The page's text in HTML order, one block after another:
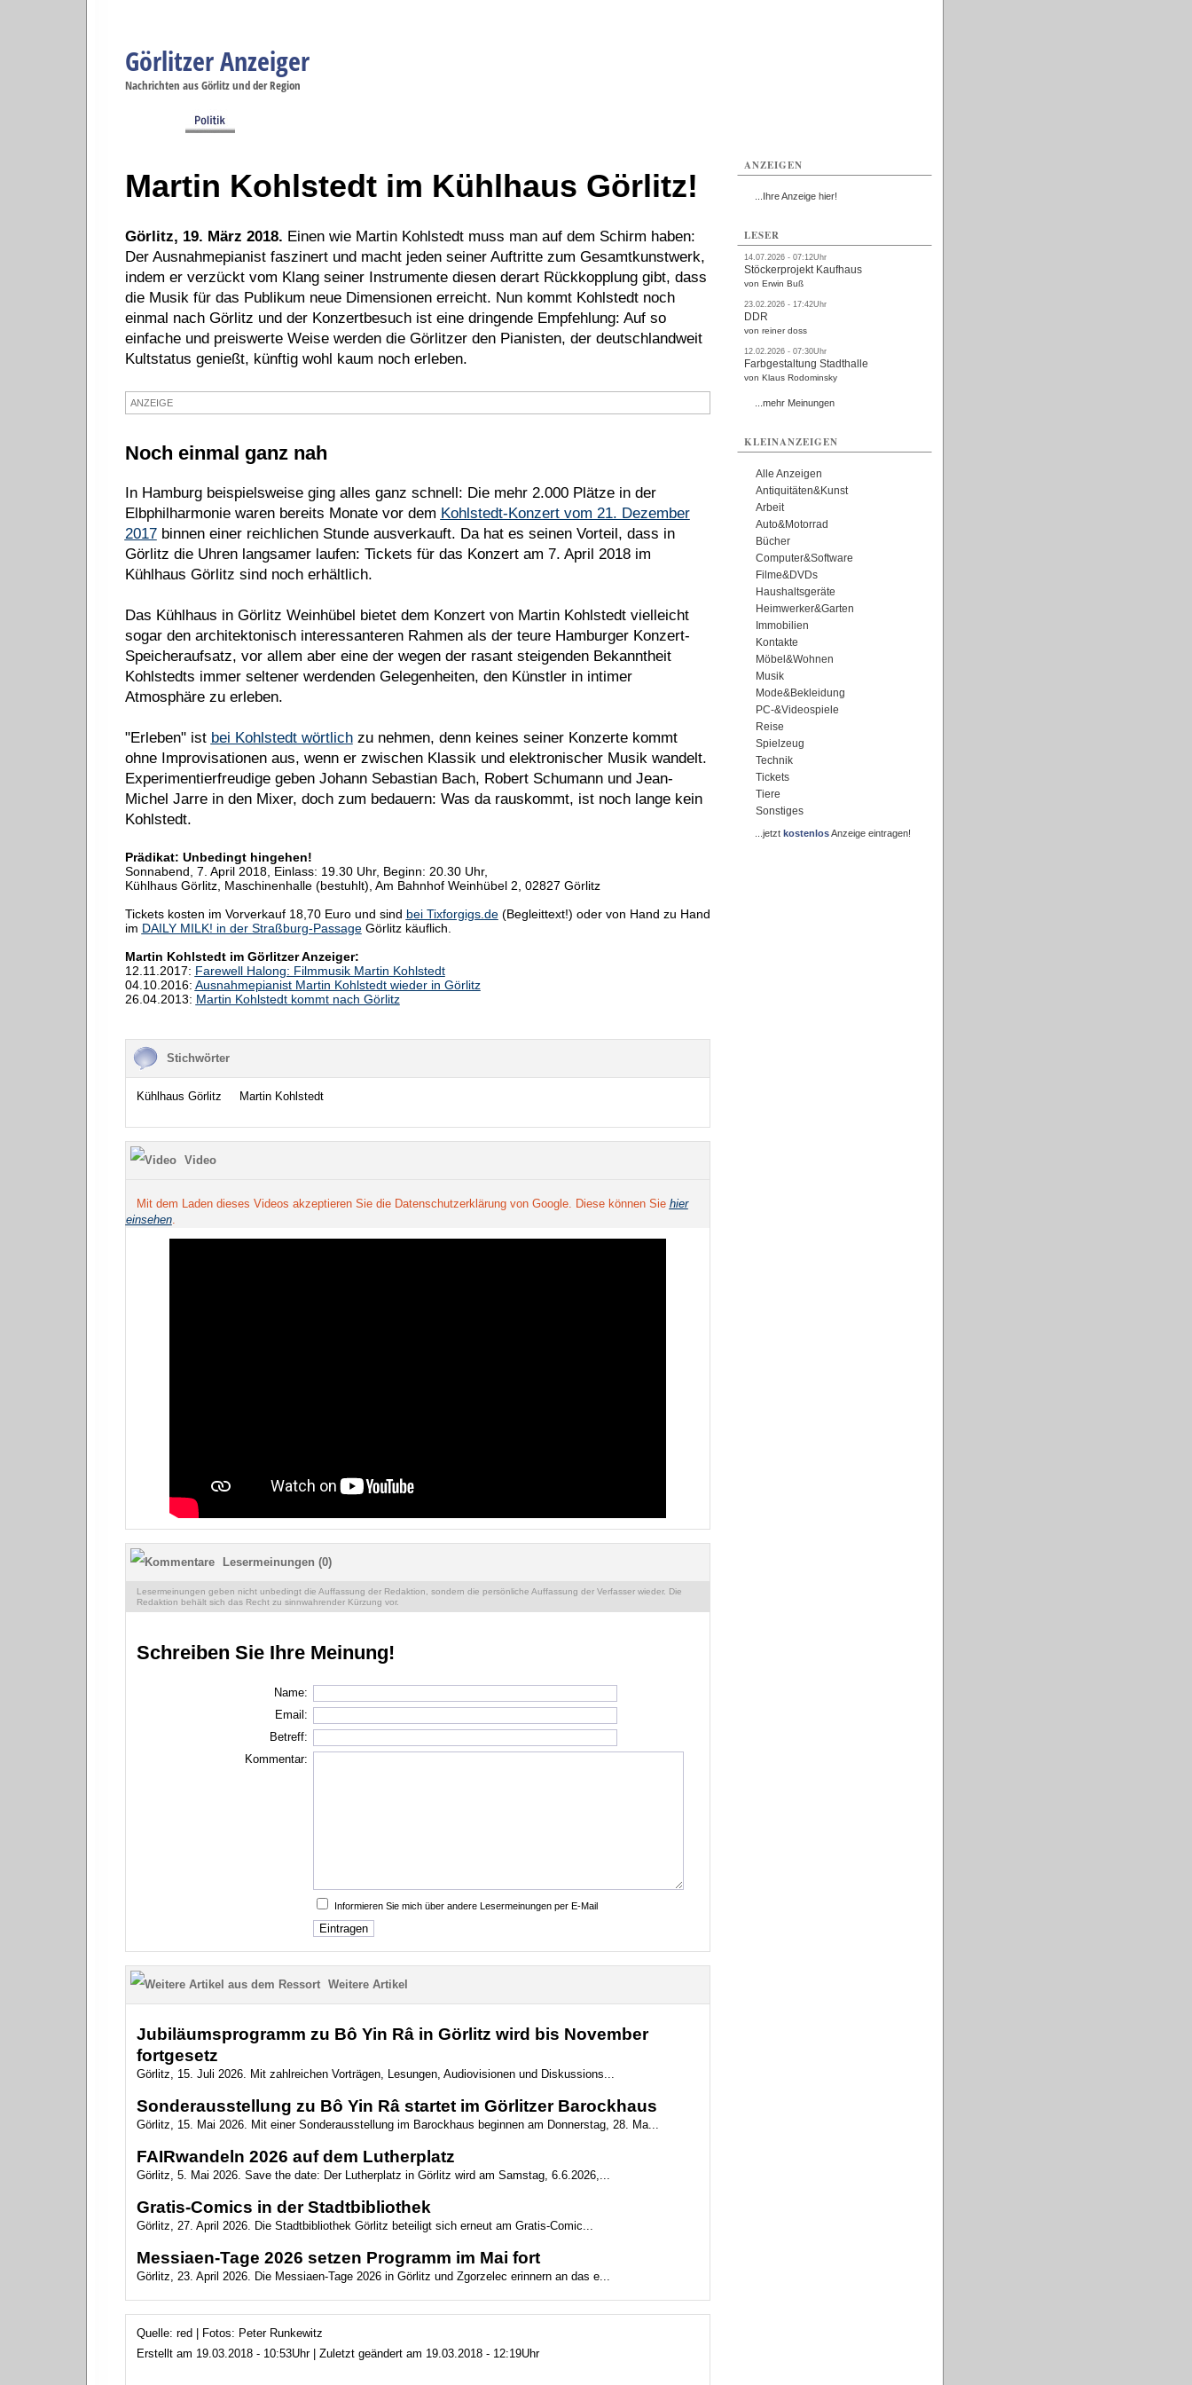
Görlitzer Anzeiger
Nachrichten aus Görlitz und der Region
Martin Kohlstedt im Kühlhaus Görlitz!
Görlitz, 19. März 2018. Einen wie Martin Kohlstedt muss man auf dem Schirm haben:
Der Ausnahmepianist faszinert und macht jeden seiner Auftritte zum Gesamtkunstwerk,
indem er verzückt vom Klang seiner Instrumente diesen derart Rückkopplung gibt, dass
die Musik für das Publikum neue Dimensionen erreicht. Nun kommt Kohlstedt noch
einmal nach Görlitz und der Konzertbesuch ist eine dringende Empfehlung: Auf so
einfache und preiswerte Weise werden die Görlitzer den Pianisten, der deutschlandweit
Kultstatus genießt, künftig wohl kaum noch erleben.
ANZEIGE
Noch einmal ganz nah
In Hamburg beispielsweise ging alles ganz schnell: Die mehr 2.000 Plätze in der
Elbphilharmonie waren bereits Monate vor dem Kohlstedt-Konzert vom 21. Dezember
2017binnen einer reichlichen Stunde ausverkauft. Da hat es seinen Vorteil, dass in
Görlitz die Uhren langsamer laufen: Tickets für das Konzert am 7. April 2018 im
Kühlhaus Görlitz sind noch erhältlich.
Das Kühlhaus in Görlitz Weinhübel bietet dem Konzert von Martin Kohlstedt vielleicht
sogar den architektonisch interessanteren Rahmen als der teure Hamburger Konzert-
Speicheraufsatz, vor allem aber eine der wegen der rasant steigenden Bekanntheit
Kohlstedts immer seltener werdenden Gelegenheiten, den Künstler in intimer
Atmosphäre zu erleben.
"Erleben" ist bei Kohlstedt wörtlichzu nehmen, denn keines seiner Konzerte kommt
ohne Improvisationen aus, wenn er zwischen Klassik und elektronischer Musik wandelt.
Experimentierfreudige geben Johann Sebastian Bach, Robert Schumann und Jean-
Michel Jarre in den Mixer, doch zum bedauern: Was da rauskommt, ist noch lange kein
Kohlstedt.
Prädikat: Unbedingt hingehen!
Sonnabend, 7. April 2018, Einlass: 19.30 Uhr, Beginn: 20.30 Uhr,
Kühlhaus Görlitz, Maschinenhalle (bestuhlt), Am Bahnhof Weinhübel 2, 02827 Görlitz
Tickets kosten im Vorverkauf 18,70 Euro und sind bei Tixforgigs.de(Begleittext!) oder von Hand zu Hand
im DAILY MILK! in der Straßburg-PassageGörlitz käuflich.
Martin Kohlstedt im Görlitzer Anzeiger:
12.11.2017: Farewell Halong: Filmmusik Martin Kohlstedt
04.10.2016: Ausnahmepianist Martin Kohlstedt wieder in Görlitz
26.04.2013: Martin Kohlstedt kommt nach Görlitz
Stichwörter
Kühlhaus Görlitz Martin Kohlstedt
Video
Mit dem Laden dieses Videos akzeptieren Sie die Datenschutzerklärung von Google. Diese können Sie hier
einsehen.
Lesermeinungen (0)
Lesermeinungen geben nicht unbedingt die Auffassung der Redaktion, sondern die persönliche Auffassung der Verfasser wieder. Die
Redaktion behält sich das Recht zu sinnwahrender Kürzung vor.
Schreiben Sie Ihre Meinung!
Name:
Email:
Betreff:
Kommentar:
Informieren Sie mich über andere Lesermeinungen per E-Mail
Weitere Artikel
Jubiläumsprogramm zu Bô Yin Râ in Görlitz wird bis November
fortgesetz
Görlitz, 15. Juli 2026. Mit zahlreichen Vorträgen, Lesungen, Audiovisionen und Diskussions...
Sonderausstellung zu Bô Yin Râ startet im Görlitzer Barockhaus
Görlitz, 15. Mai 2026. Mit einer Sonderausstellung im Barockhaus beginnen am Donnerstag, 28. Ma...
FAIRwandeln 2026 auf dem Lutherplatz
Görlitz, 5. Mai 2026. Save the date: Der Lutherplatz in Görlitz wird am Samstag, 6.6.2026,...
Gratis-Comics in der Stadtbibliothek
Görlitz, 27. April 2026. Die Stadtbibliothek Görlitz beteiligt sich erneut am Gratis-Comic...
Messiaen-Tage 2026 setzen Programm im Mai fort
Görlitz, 23. April 2026. Die Messiaen-Tage 2026 in Görlitz und Zgorzelec erinnern an das e...
Quelle: red | Fotos: Peter Runkewitz
Erstellt am 19.03.2018 - 10:53Uhr | Zuletzt geändert am 19.03.2018 - 12:19Uhr
ANZEIGEN
...Ihre Anzeige hier!
LESER
14.07.2026 - 07:12Uhr
Stöckerprojekt Kaufhaus
von Erwin Buß
23.02.2026 - 17:42Uhr
DDR
von reiner doss
12.02.2026 - 07:30Uhr
Farbgestaltung Stadthalle
von Klaus Rodominsky
...mehr Meinungen
KLEINANZEIGEN
Alle Anzeigen
Antiquitäten&Kunst
Arbeit
Auto&Motorrad
Bücher
Computer&Software
Filme&DVDs
Haushaltsgeräte
Heimwerker&Garten
Immobilien
Kontakte
Möbel&Wohnen
Musik
Mode&Bekleidung
PC-&Videospiele
Reise
Spielzeug
Technik
Tickets
Tiere
Sonstiges
...jetzt kostenlosAnzeige eintragen!